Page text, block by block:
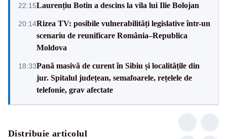
22:15Laurențiu Botin a descins la vila lui Ilie Bolojan
20:14Rizea TV: posibile vulnerabilități legislative într-un
scenariu de reunificare România–Republica
Moldova
18:33Pană masivă de curent în Sibiu și localitățile din
jur. Spitalul județean, semafoarele, rețelele de
telefonie, grav afectate
Distribuie articolul